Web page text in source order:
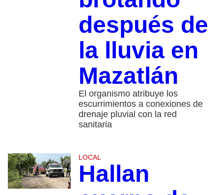
después de
la lluvia en
Mazatlán
El organismo atribuye los
escurrimientos a conexiones de
drenaje pluvial con la red
sanitaria
LOCAL
Hallan